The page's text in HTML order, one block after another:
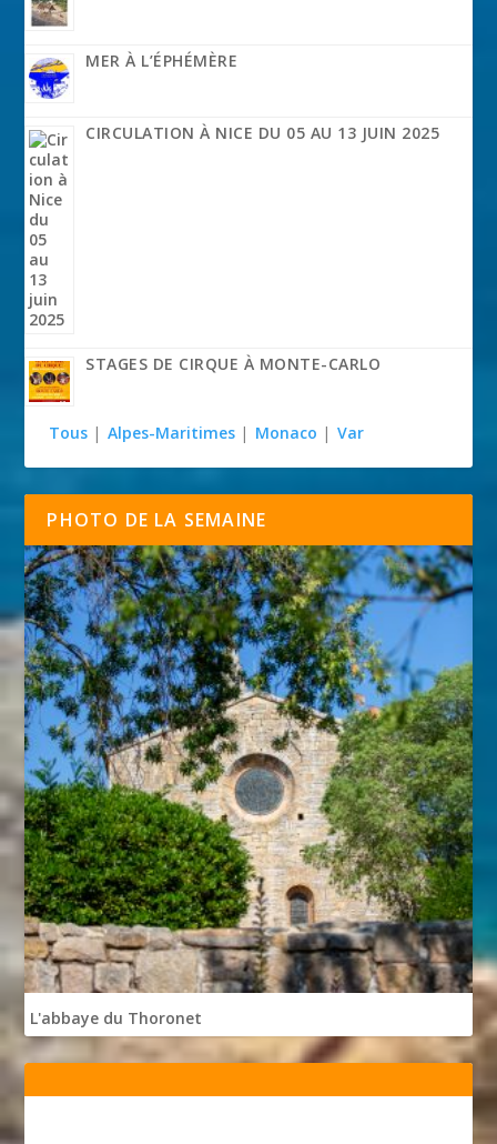
MER À L’ÉPHÉMÈRE
CIRCULATION À NICE DU 05 AU 13 JUIN 2025
STAGES DE CIRQUE À MONTE-CARLO
Tous | Alpes-Maritimes | Monaco | Var
PHOTO DE LA SEMAINE
L'abbaye du Thoronet